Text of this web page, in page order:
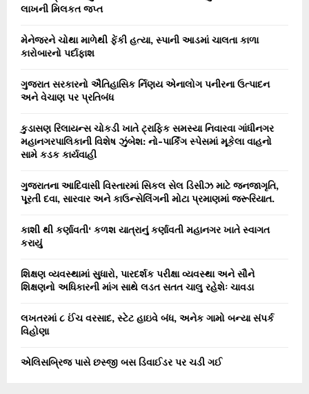
r
લાખની મિલકત જપ્ત
મેનેજરને ચોથા માળેથી ફેંકી હત્યા, સ્પાની આડમાં ચાલતા કાળા
કારોબારનો પર્દાફાશ
ગુજરાત સરકારનો ઐતિહાસિક ર્નિણય એનાલોગ પનીરના ઉત્પાદન
અને વેચાણ પર પ્રતિબંધ
કુડાસણ રિલાયન્સ ચોકડી ખાતે ટ્રાફિક સમસ્યા નિવારવા ગાંધીનગર
મહાનગરપાલિકાની વિશેષ ઝુંબેશ: નો-પાર્કિંગ સ્પેસમાં મૂકેલા વાહનો
સામે કડક કાર્યવાહી
ગુજરાતના આદિવાસી વિસ્તારમાં સિકલ સેલ ડિસીઝ માટે જનજાગૃતિ,
પૂરતી દવા, સારવાર અને કાઉન્સેલિંગની મોટા પ્રમાણમાં જરૂરિયાત.
કાશી થી કર્ણાવતી‘ કળશ યાત્રાનું કર્ણાવતી મહાનગર ખાતે સ્વાગત
કરાયું
શિક્ષણ વ્યવસ્થામાં સુધારો, પારદર્શક પરીક્ષા વ્યવસ્થા અને સૌને
શિક્ષણનો અધિકારની માંગ સાથે લડત સતત ચાલુ રહેશેઃ ચાવડા
લખતરમાં ૮ ઈંચ વરસાદ, સ્ટેટ હાઇવે બંધ, અનેક ગામો બન્યા સંપર્ક
વિહોણા
એલિસબ્રિજ પાસે છસ્જી બસ ડિવાઈડર પર ચડી ગઈ